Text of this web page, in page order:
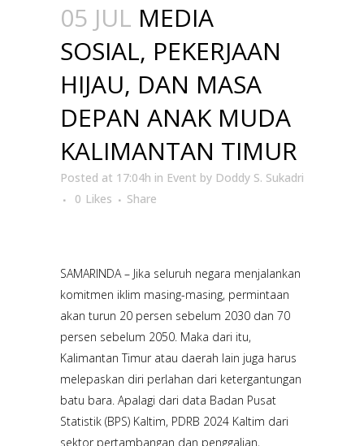
05 JUL MEDIA
SOSIAL, PEKERJAAN
HIJAU, DAN MASA
DEPAN ANAK MUDA
KALIMANTAN TIMUR
Posted at 17:04h in Event by Doddy S. Sukadri
0 Likes Share
SAMARINDA – Jika seluruh negara menjalankan
komitmen iklim masing-masing, permintaan
akan turun 20 persen sebelum 2030 dan 70
persen sebelum 2050. Maka dari itu,
Kalimantan Timur atau daerah lain juga harus
melepaskan diri perlahan dari ketergantungan
batu bara. Apalagi dari data Badan Pusat
Statistik (BPS) Kaltim, PDRB 2024 Kaltim dari
sektor pertambangan dan penggalian,